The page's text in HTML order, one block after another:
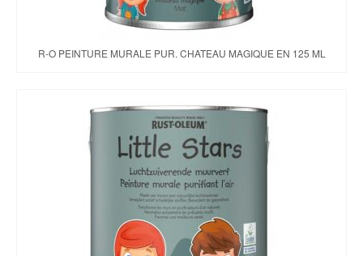
R-O PEINTURE MURALE PUR. CHATEAU MAGIQUE EN 125 ML